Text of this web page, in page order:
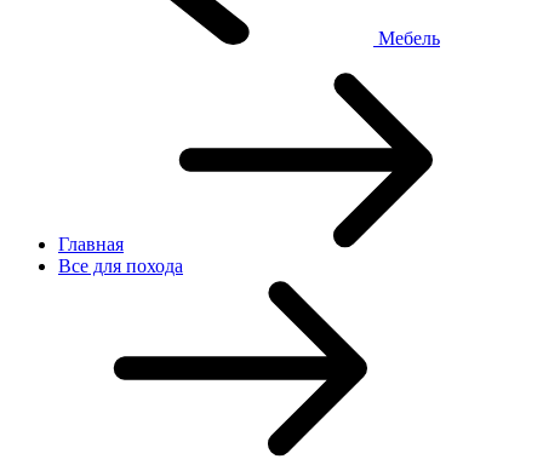
Мебель
Главная
Все для похода